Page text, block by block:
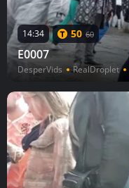
14:34 50 60
E0007
DesperVids RealDroplet